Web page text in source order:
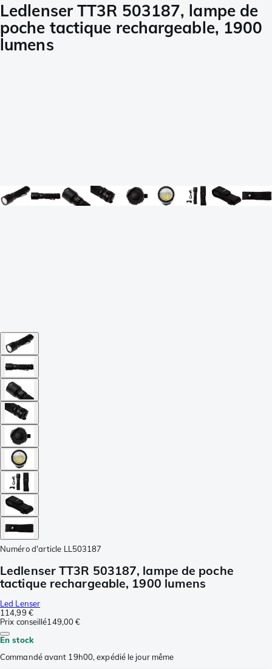
Ledlenser TT3R 503187, lampe de
poche tactique rechargeable, 1900
lumens
Numéro d'article LL503187
Ledlenser TT3R 503187, lampe de poche
tactique rechargeable, 1900 lumens
Led Lenser
114,99 €
Prix conseillé149,00 €
En stock
Commandé avant 19h00, expédié le jour même